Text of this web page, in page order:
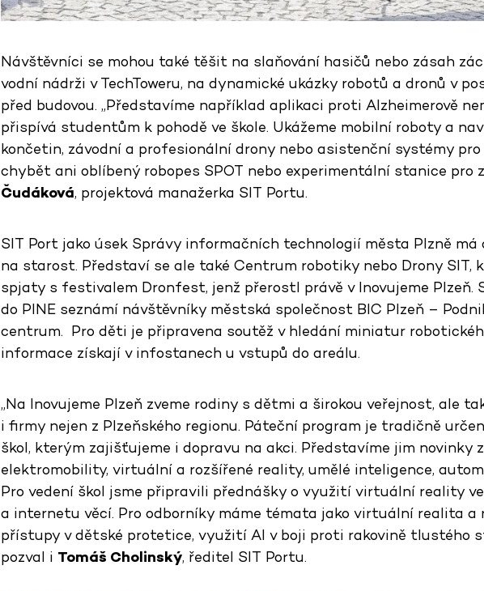
Návštěvníci se mohou také těšit na slaňování hasičů nebo zásah
vodní nádrži v TechToweru, na dynamické ukázky robotů a dronů v
před budovou. „Představíme například aplikaci proti Alzheimerově
přispívá studentům k pohodě ve škole. Ukážeme mobilní roboty a
končetin, závodní a profesionální drony nebo asistenční systémy
chybět ani oblíbený robopes SPOT nebo experimentální stanice pro
Čudáková, projektová manažerka SIT Portu.
SIT Port jako úsek Správy informačních technologií města Plzně
na starost. Představí se ale také Centrum robotiky nebo Drony SIT,
spjaty s festivalem Dronfest, jenž přerostl právě v Inovujeme Plzeň.
do PINE seznámí návštěvníky městská společnost BIC Plzeň –
centrum. Pro děti je připravena soutěž v hledání miniatur
informace získají v infostanech u vstupů do areálu.
„Na Inovujeme Plzeň zveme rodiny s dětmi a širokou veřejnost, ale
i firmy nejen z Plzeňského regionu. Páteční program je tradičně
škol, kterým zajišťujeme i dopravu na akci. Představíme jim novinky
elektromobility, virtuální a rozšířené reality, umělé inteligence,
Pro vedení škol jsme připravili přednášky o využití virtuální reality
a internetu věcí. Pro odborníky máme témata jako virtuální realita a
přístupy v dětské protetice, využití AI v boji proti rakovině tlustého
pozval i Tomáš Cholinský, ředitel SIT Portu.